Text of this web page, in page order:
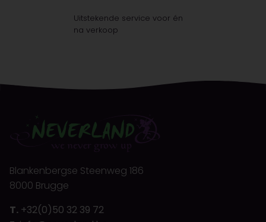
Uitstekende service voor én
na verkoop
Blankenbergse Steenweg 186
8000 Brugge
T. +32(0)50 32 39 72